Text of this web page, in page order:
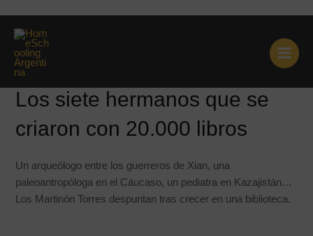
contenido
Los siete hermanos que se
criaron con 20.000 libros
Los siete hermanos que se
criaron con 20.000 libros
Un arqueólogo entre los guerreros de Xian, una
paleoantropóloga en el Cáucaso, un pediatra en Kazajistán…
Los Martinón Torres despuntan tras crecer en una biblioteca.